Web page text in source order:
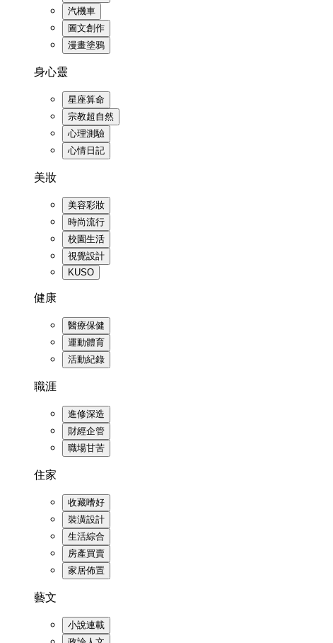
汽機車
圖文創作
漫畫塗鴉
身心靈
星座算命
宗教超自然
心理測驗
心情日記
美妝
美容彩妝
時尚流行
校園生活
視覺設計
KUSO
健康
醫療保健
運動體育
活動紀錄
職涯
進修深造
財經企管
職場甘苦
住家
收藏嗜好
裝潢設計
生活綜合
房產買賣
家居佈置
藝文
小說連載